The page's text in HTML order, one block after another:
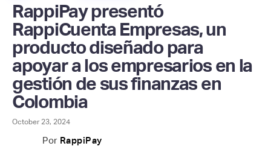
RappiPay presentó
RappiCuenta Empresas, un
producto diseñado para
apoyar a los empresarios en la
gestión de sus finanzas en
Colombia
October 23, 2024
Por RappiPay